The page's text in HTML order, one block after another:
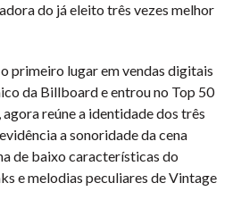
do já eleito três vezes melhor
primeiro lugar em vendas digitais
da Billboard e entrou no Top 50
reúne a identidade dos três
a sonoridade da cena
de baixo características do
e melodias peculiares de Vintage